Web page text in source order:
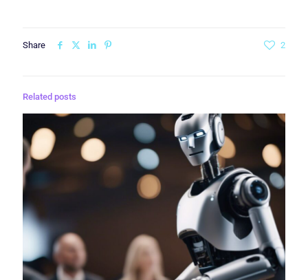
Share 2
Related posts